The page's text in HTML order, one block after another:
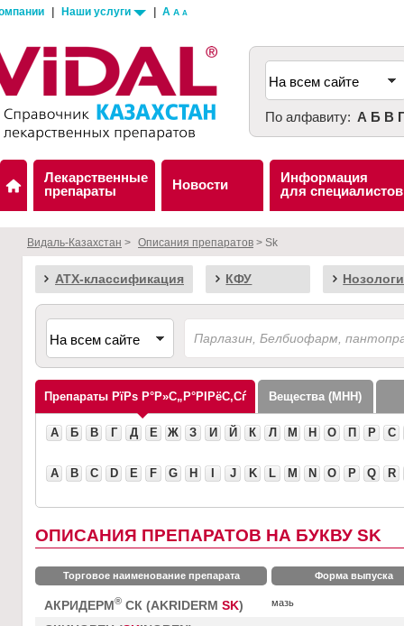
Наши услуги A A A
По алфавиту: А Б В
Лекарственные
препараты
Новости
Информация
для специалистов
Видаль-Казахстан > Описания препаратов > Sk
АТХ-классификация КФУ
Препараты Вещества (МНН)
А Б В Г Д Е Ж З И Й К Л М Н О П Р С
A B C D E F G H J K L M N O P Q R
ОПИСАНИЯ ПРЕПАРАТОВ НА БУКВУ SK
Торговое наименование препарата Форма выпуска
АКРИДЕРМ® СК (AKRIDERM SK) мазь